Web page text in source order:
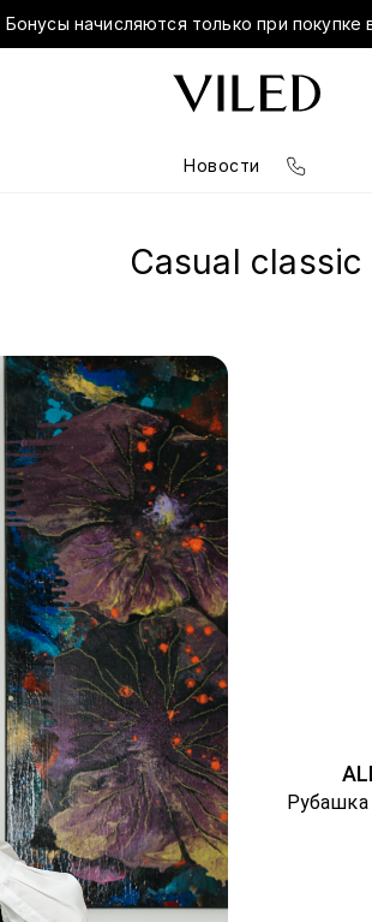
Бонусы начисляются только при покупке
Новости
Casual classic